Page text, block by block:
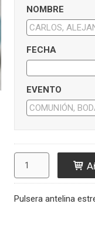
NOMBRE
FECHA
EVENTO
Pulsera antelina